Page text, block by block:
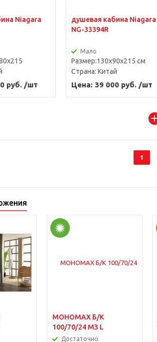
Niagara
руб. /шт
душевая кабина Niagara
NG-33394R
Мало
Размер:130х90х215 см
Страна: Китай
Цена: 39 000 руб. /шт
1
МОНОМАХ Б/К
100/70/24 МЗ L
Достаточно